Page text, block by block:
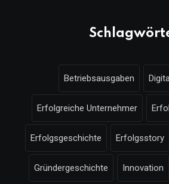
Betriebsausgaben
Erfolgreiche Unternehmer
Erfolgsgeschichte Erfolgsstory
Gründergeschichte Innovation